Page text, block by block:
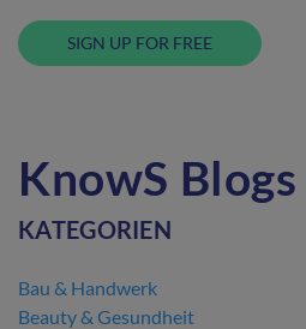
SIGN UP FOR FREE
KnowS Blogs
KATEGORIEN
Bau & Handwerk
Beauty & Gesundheit